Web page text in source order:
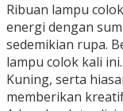
Ribuan lampu
energi dengan
sedemikian rupa.
lampu colok kali
Kuning, serta
memberikan